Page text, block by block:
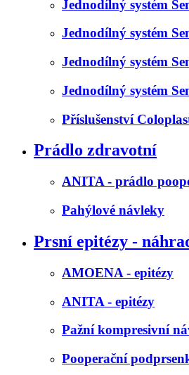
Jednodílný systém
Jednodílný systém
Jednodílný systém
Jednodílný systém
Příslušenství
Prádlo zdravotní
ANITA - prádlo
Pahýlové návleky
Prsní epitézy -
AMOENA - epitézy
ANITA - epitézy
Pažní kompresivní
Pooperační